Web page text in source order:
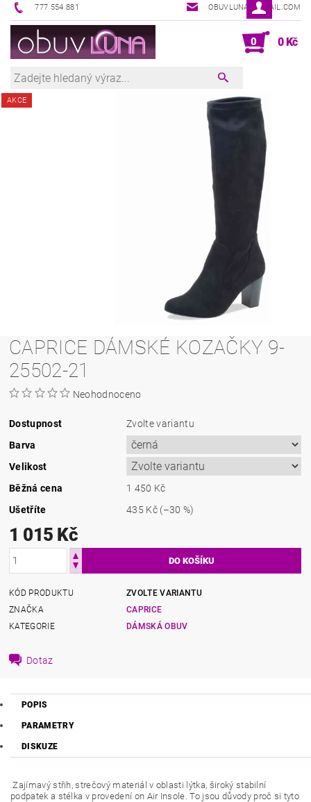
777 554 881 OBUVLUNA@GMAIL.COM
0 0 Kč
AKCE
CAPRICE DÁMSKÉ KOZAČKY 9-
25502-21
Neohodnoceno
Dostupnost
Zvolte variantu
Barva
Velikost
Běžná cena
1 450 Kč
Ušetříte
435 Kč (–30 %)
1 015 Kč
KÓD PRODUKTU
ZVOLTE VARIANTU
ZNAČKA
CAPRICE
KATEGORIE
DÁMSKÁ OBUV
Dotaz
POPIS
PARAMETRY
DISKUZE
Zajímavý střih, strečový materiál v oblasti lýtka, široký stabilní
podpatek a stélka v provedení on Air Insole. To jsou důvody proč si tyto